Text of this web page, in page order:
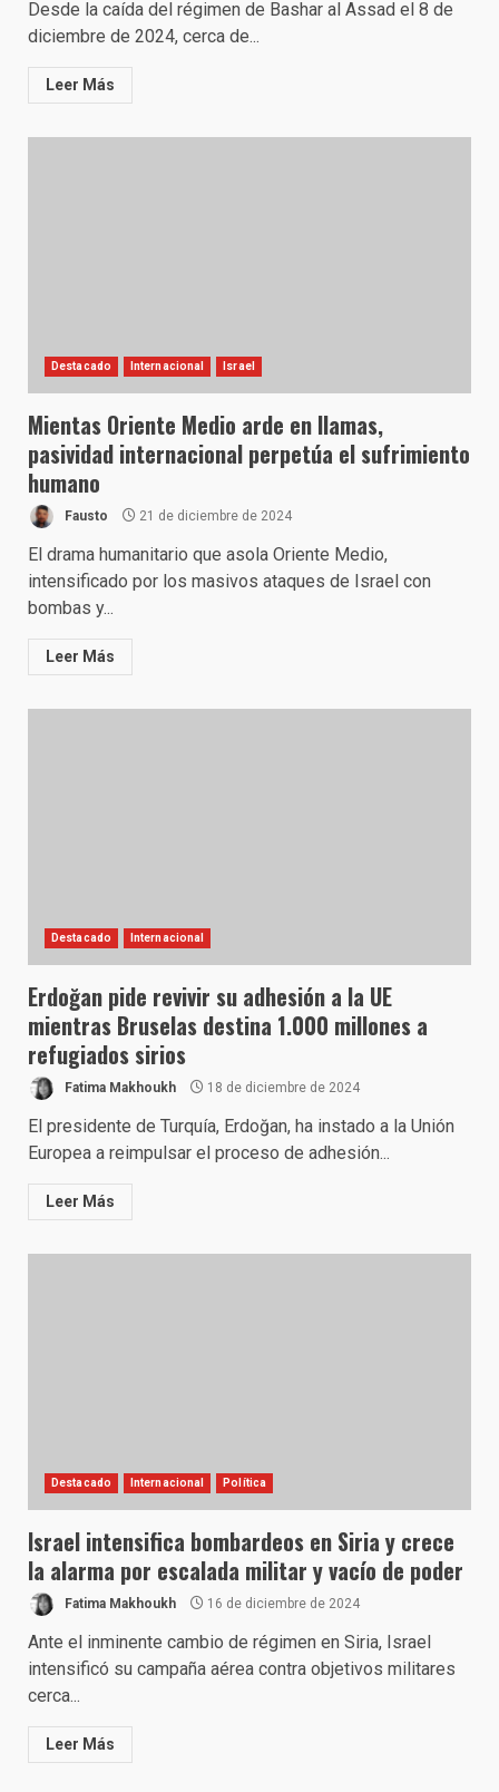
Desde la caída del régimen de Bashar al Assad el 8 de
diciembre de 2024, cerca de...
Leer Más
Destacado Internacional Israel
Mientas Oriente Medio arde en llamas,
pasividad internacional perpetúa el sufrimiento
humano
Fausto 21 de diciembre de 2024
El drama humanitario que asola Oriente Medio,
intensificado por los masivos ataques de Israel con
bombas y...
Leer Más
Destacado Internacional
Erdoğan pide revivir su adhesión a la UE
mientras Bruselas destina 1.000 millones a
refugiados sirios
Fatima Makhoukh 18 de diciembre de 2024
El presidente de Turquía, Erdoğan, ha instado a la Unión
Europea a reimpulsar el proceso de adhesión...
Leer Más
Destacado Internacional Política
Israel intensifica bombardeos en Siria y crece
la alarma por escalada militar y vacío de poder
Fatima Makhoukh 16 de diciembre de 2024
Ante el inminente cambio de régimen en Siria, Israel
intensificó su campaña aérea contra objetivos militares
cerca...
Leer Más